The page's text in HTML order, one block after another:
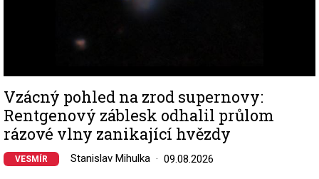
Vzácný pohled na zrod supernovy:
Rentgenový záblesk odhalil průlom
rázové vlny zanikající hvězdy
VESMÍR Stanislav Mihulka 09.08.2026